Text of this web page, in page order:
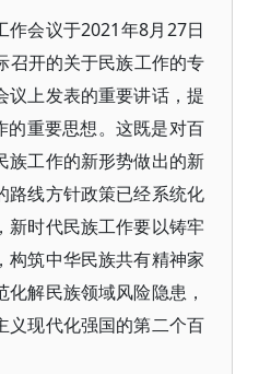
会议于2021年8月27日
召开的关于民族工作的专
议上发表的重要讲话，提
的重要思想。这既是对百
族工作的新形势做出的新
路线方针政策已经系统化
新时代民族工作要以铸牢
构筑中华民族共有精神家
解民族领域风险隐患，
义现代化强国的第二个百